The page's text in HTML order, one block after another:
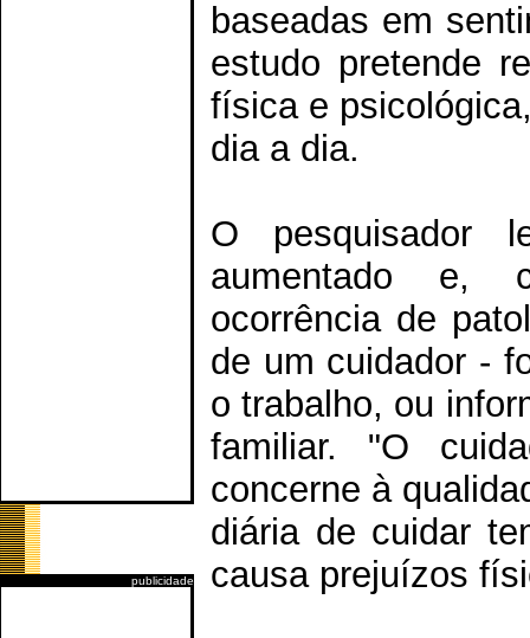
publicidade
baseadas em
estudo pretende
física e
dia a dia.
O pesquisador
aumentado e,
ocorrência de
de um cuidador -
o trabalho, ou
familiar. "O
concerne à
diária de cuidar
causa prejuízos